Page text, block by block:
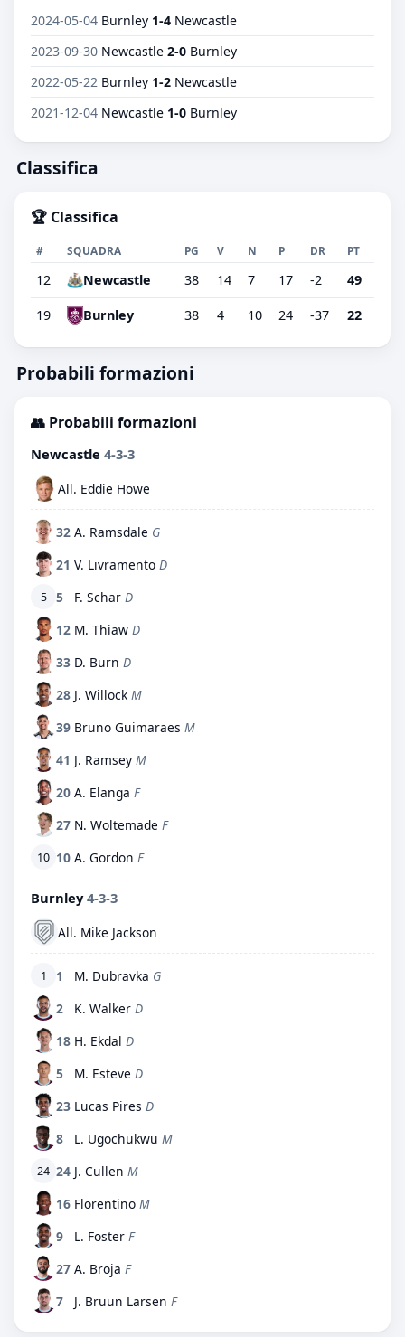
2024-05-04 Burnley 1-4 Newcastle
2023-09-30 Newcastle 2-0 Burnley
2022-05-22 Burnley 1-2 Newcastle
2021-12-04 Newcastle 1-0 Burnley
Classifica
🏆 Classifica
# SQUADRA PG V N P DR PT
12 Newcastle 38 14 7 17 -2 49
19 Burnley 38 4 10 24 -37 22
Probabili formazioni
👥 Probabili formazioni
Newcastle 4-3-3
All. Eddie Howe
32 A. Ramsdale G
21 V. Livramento D
5 5 F. Schar D
12 M. Thiaw D
33 D. Burn D
28 J. Willock M
39 Bruno Guimaraes M
41 J. Ramsey M
20 A. Elanga F
27 N. Woltemade F
10 10 A. Gordon F
Burnley4-3-3
All. Mike Jackson
1 1 M. Dubravka G
2
K. Walker D
18 H. Ekdal D
5
M. Esteve D
23 Lucas Pires D
8
L. Ugochukwu M
24 24 J. Cullen M
16 Florentino M
9
L. Foster F
27 A. Broja F
7
J. Bruun Larsen F